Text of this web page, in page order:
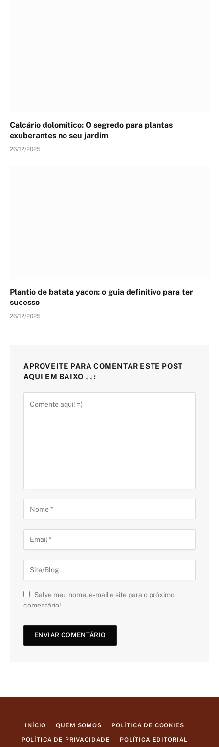
Calcário dolomítico: O segredo para plantas
exuberantes no seu jardim
26/12/2025
Plantio de batata yacon: o guia definitivo para ter
sucesso
26/12/2025
APROVEITE PARA COMENTAR ESTE POST
AQUI EM BAIXO ↓↓:
Salve meu nome, e-mail e site para o próximo
comentário!
INÍCIO QUEM SOMOS POLÍTICA DE COOKIES
POLÍTICA DE PRIVACIDADE POLÍTICA EDITORIAL